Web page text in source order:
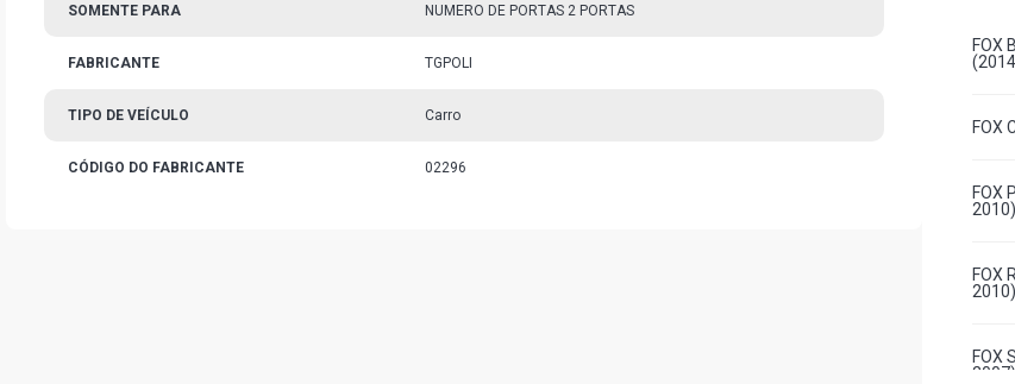
SOMENTE PARA NUMERO DE PORTAS 2 PORTAS
FABRICANTE TGPOLI
TIPO DE VEÍCULO Carro
CÓDIGO DO FABRICANTE 02296
FOX
FOX
FOX
2010)
FOX
2010)
FOX
2007)